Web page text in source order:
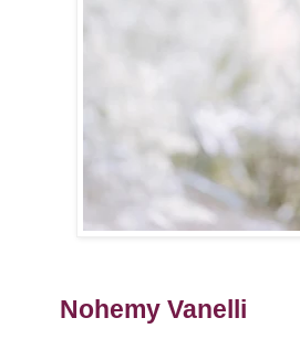
Nohemy Vanelli